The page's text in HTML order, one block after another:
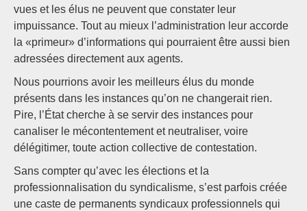
vues et les élus ne peuvent que constater leur
impuissance. Tout au mieux l’administration leur accorde
la «primeur» d’informations qui pourraient être aussi bien
adressées directement aux agents.
Nous pourrions avoir les meilleurs élus du monde
présents dans les instances qu’on ne changerait rien.
Pire, l’État cherche à se servir des instances pour
canaliser le mécontentement et neutraliser, voire
délégitimer, toute action collective de contestation.
Sans compter qu’avec les élections et la
professionnalisation du syndicalisme, s’est parfois créée
une caste de permanents syndicaux professionnels qui